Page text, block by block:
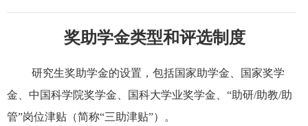
奖助学金类型和评选制度
研究生奖助学金的设置，包括国家助学金、国家奖学
金、中国科学院奖学金、国科大学业奖学金、 “助研/助教/助
管”岗位津贴（简称“三助津贴”）。